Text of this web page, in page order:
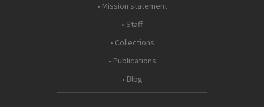
• Mission statement
• Staff
• Collections
• Publications
• Blog